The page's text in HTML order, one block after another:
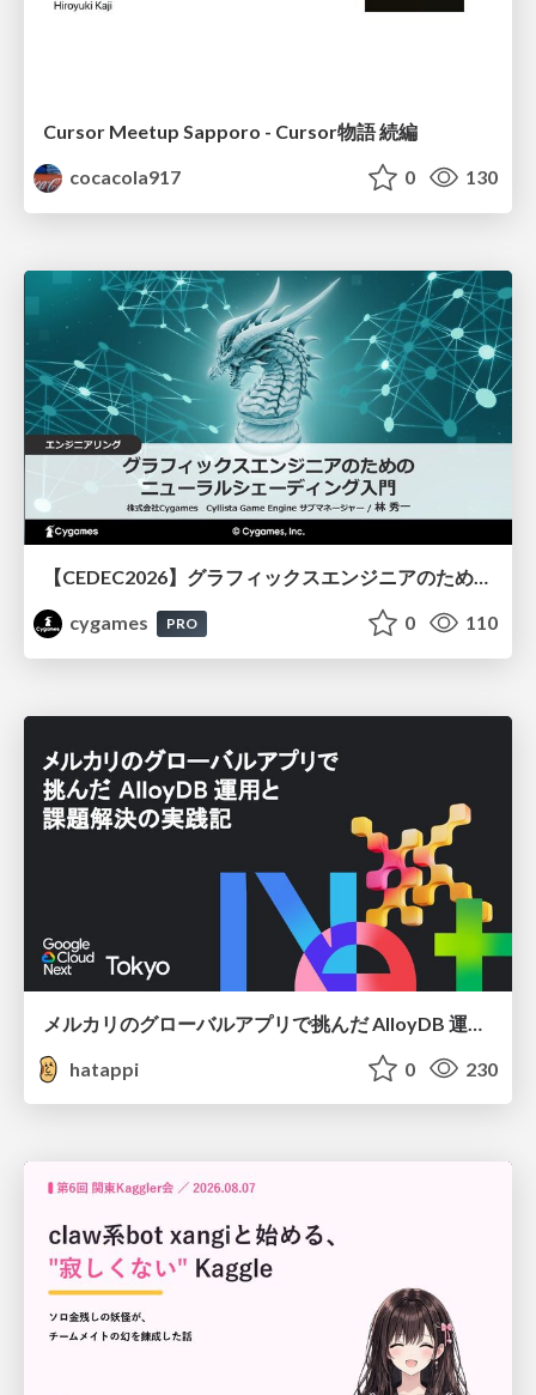
Cursor Meetup Sapporo - Cursor物語 続編
cocacola917
0 130
【CEDEC2026】グラフィックスエンジニアのためのニューラルシェーディング入門
cygames
PRO 0 110
hatappi
0 230